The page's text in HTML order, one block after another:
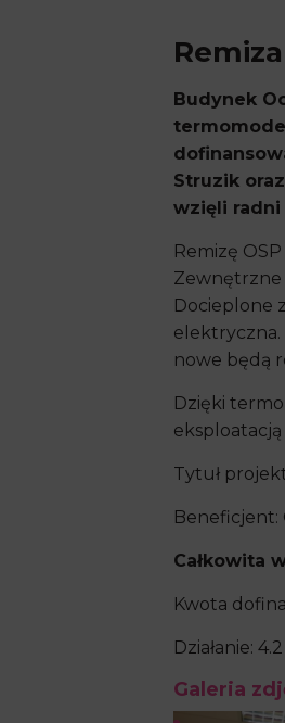
Budynek
Struzik
wzięli radni
Remizę
Zewnętrzne
Docieplone
elektryczna.
nowe będą
Dzięki
Tytuł
Beneficjent:
Całkowita
Kwota
Działanie:
Galeria